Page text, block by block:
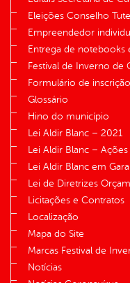
Eleições Conselho
Empreendedor
Entrega de notebooks
Festival de Inverno de
Formulário de
Glossário
Hino do município
Lei Aldir Blanc – 2021
Lei Aldir Blanc –
Lei Aldir Blanc em
Lei de Diretrizes
Licitações e Contratos
Localização
Mapa do Site
Marcas Festival de
Notícias